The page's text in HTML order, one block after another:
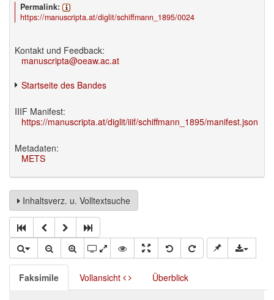
Permalink:
https://manuscripta.at/diglit/schiffmann_1895/0024
Kontakt und Feedback:
manuscripta@oeaw.ac.at
Startseite des Bandes
IIIF Manifest:
https://manuscripta.at/diglit/iiif/schiffmann_1895/manifest.json
Metadaten:
METS
Inhaltsverz. u. Volltextsuche
Faksimile Vollansicht Überblick